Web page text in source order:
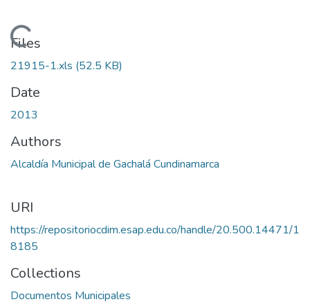
Loading...
Files
21915-1.xls (52.5 KB)
Date
2013
Authors
Alcaldía Municipal de Gachalá Cundinamarca
URI
https://repositoriocdim.esap.edu.co/handle/20.500.14471/1
8185
Collections
Documentos Municipales